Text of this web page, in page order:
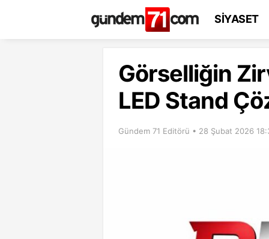
SİYASET
Görselliğin
LED Stand
Gündem 71 Editörü • 28 Şubat 2026